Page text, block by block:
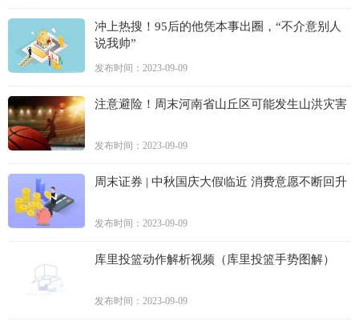
冲上热搜！95后的他凭本事出圈，“不介意别人
说我帅”
发布时间：2023-09-09
注意避险！周末河南省山丘区可能发生山洪灾害
发布时间：2023-09-09
周末证券 | 中秋国庆大假临近 消费意愿不断回升
发布时间：2023-09-09
库里投篮动作解析视频（库里投篮手势图解）
发布时间：2023-09-09